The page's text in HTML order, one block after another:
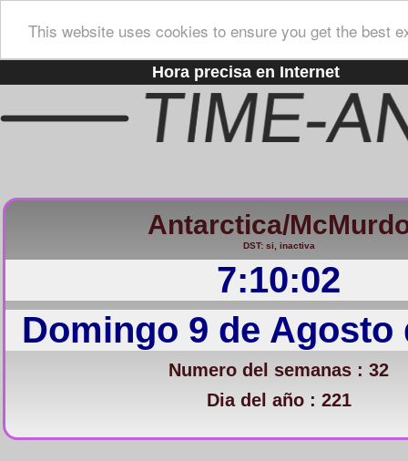
This website uses cookies to ensure you get the best
Hora precisa en Internet
Antarctica/
DST: si, inactiva
7:10:03
Domingo 9 de Agosto
Numero del semanas : 32
Dia del año : 221